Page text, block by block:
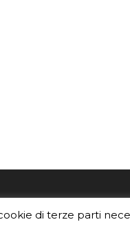
dell'INAF,Istituto
di terze parti